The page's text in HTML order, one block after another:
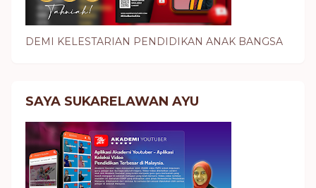
DEMI KELESTARIAN PENDIDIKAN ANAK BANGSA
SAYA SUKARELAWAN AYU